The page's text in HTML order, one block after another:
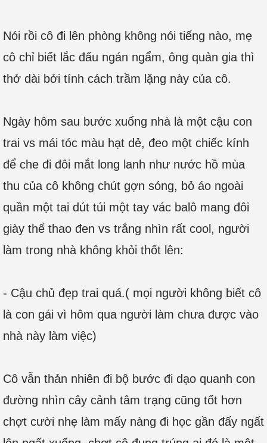
Nói rồi cô đi lên phòng không nói tiếng nào, mẹ
cô chỉ biết lắc đấu ngán ngẩm, ông quản gia thì
thở dài bởi tính cách trầm lặng này của cô.
Ngày hôm sau bước xuống nhà là một cậu con
trai vs mái tóc màu hạt dẻ, đeo một chiếc kính
để che đi đôi mắt long lanh như nước hồ mùa
thu của cô không chút gợn sóng, bỏ áo ngoài
quần một tai dút túi một tay vác balô mang đôi
giày thể thao đen vs trắng nhìn rất cool, người
làm trong nhà không khỏi thốt lên:
- Cậu chủ đẹp trai quá.( mọi người không biết cô
là con gái vì hôm qua người làm chưa được vào
nhà này làm việc)
Cô vẫn thản nhiên đi bộ bước đi dạo quanh con
đường nhìn cây cảnh tâm trạng cũng tốt hơn
chợt cười nhẹ làm mấy nàng đi học gần đấy ngất